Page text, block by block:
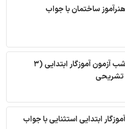
ساختمان با جواب
سوالات استخدامی شب آزمون آموزگار ابتدایی (3
تشریحی
ابتدایی استثنایی با جواب